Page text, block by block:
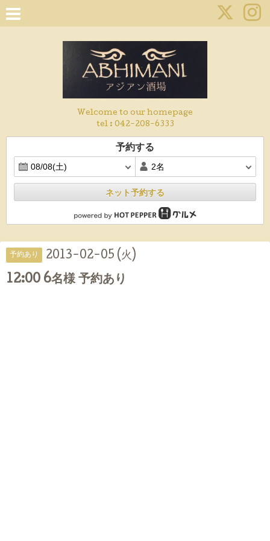
Welcome to our homepage
tel : 042-208-6333
予約する
ネット予約する
予約あり 2013-02-05 (火)
12:00 6名様 予約あり